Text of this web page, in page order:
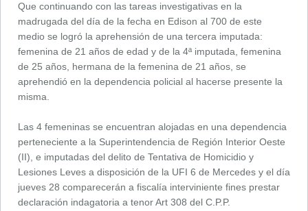
Que continuando con las tareas investigativas en la
madrugada del día de la fecha en Edison al 700 de este
medio se logró la aprehensión de una tercera imputada:
femenina de 21 años de edad y de la 4ª imputada, femenina
de 25 años, hermana de la femenina de 21 años, se
aprehendió en la dependencia policial al hacerse presente la
misma.
Las 4 femeninas se encuentran alojadas en una dependencia
perteneciente a la Superintendencia de Región Interior Oeste
(II), e imputadas del delito de Tentativa de Homicidio y
Lesiones Leves a disposición de la UFI 6 de Mercedes y el día
jueves 28 comparecerán a fiscalía interviniente fines prestar
declaración indagatoria a tenor Art 308 del C.P.P.